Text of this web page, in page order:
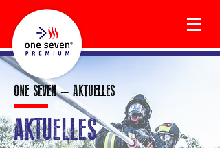
ONE SEVEN – AKTUELLES
AKTUELLES